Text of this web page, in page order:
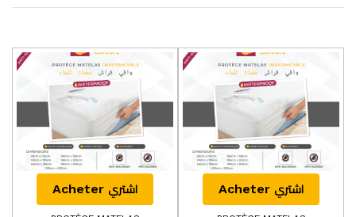
Acheter اشتري Acheter اشتري